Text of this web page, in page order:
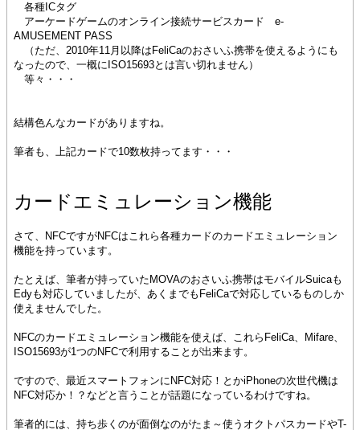
各種ICタグ
アーケードゲームのオンライン接続サービスカード e-
AMUSEMENT PASS
（ただ、2010年11月以降はFeliCaのおさいふ携帯を使えるようにも
なったので、一概にISO15693とは言い切れません）
等々・・・
結構色んなカードがありますね。
筆者も、上記カードで10数枚持ってます・・・
カードエミュレーション機能
さて、NFCですがNFCはこれら各種カードのカードエミュレーション
機能を持っています。
たとえば、筆者が持っていたMOVAのおさいふ携帯はモバイルSuicaも
Edyも対応していましたが、あくまでもFeliCaで対応しているものしか
使えませんでした。
NFCのカードエミュレーション機能を使えば、これらFeliCa、Mifare、
ISO15693が1つのNFCで利用することが出来ます。
ですので、最近スマートフォンにNFC対応！とかiPhoneの次世代機は
NFC対応か！？などと言うことが話題になっているわけですね。
筆者的には、持ち歩くのが面倒なのがたま～使うオクトパスカードやT-